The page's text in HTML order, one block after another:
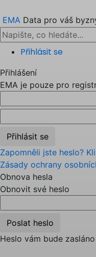
EMA Data pro váš
Přihlásit se
Přihlášení
EMA je pouze pro
Zapomněli jste heslo?
Zásady ochrany
Obnova hesla
Obnovit své heslo
Heslo vám bude